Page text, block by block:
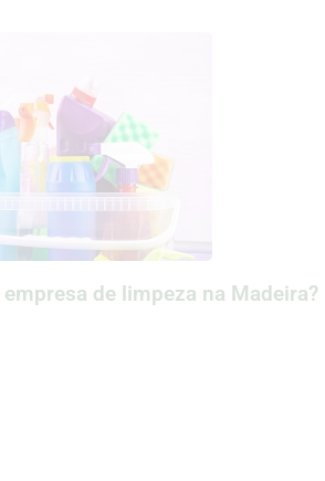
de limpeza na Madeira?